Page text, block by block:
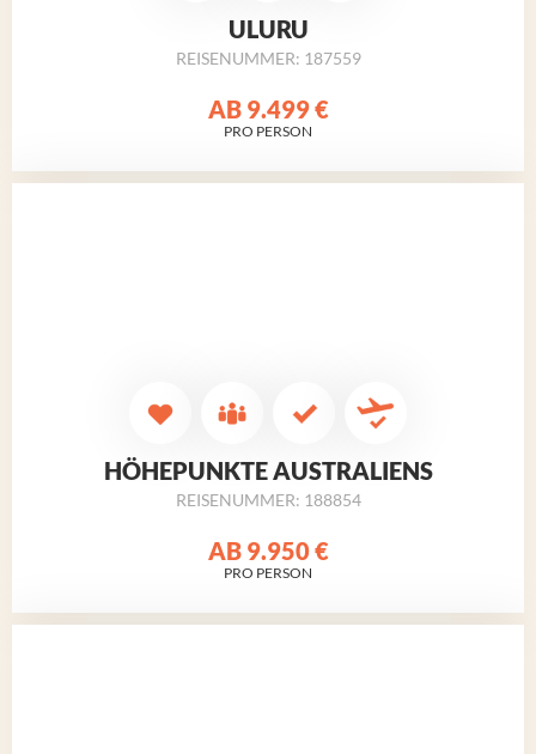
ULURU
REISENUMMER: 187559
AB 9.499 €
PRO PERSON
HÖHEPUNKTE AUSTRALIENS
REISENUMMER: 188854
AB 9.950 €
PRO PERSON